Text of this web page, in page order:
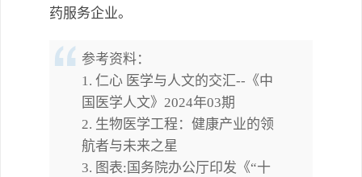
药服务企业。
参考资料：
1. 仁心 医学与人文的交汇--《中
国医学人文》2024年03期
2. 生物医学工程：健康产业的领
航者与未来之星
3. 图表:国务院办公厅印发《“十